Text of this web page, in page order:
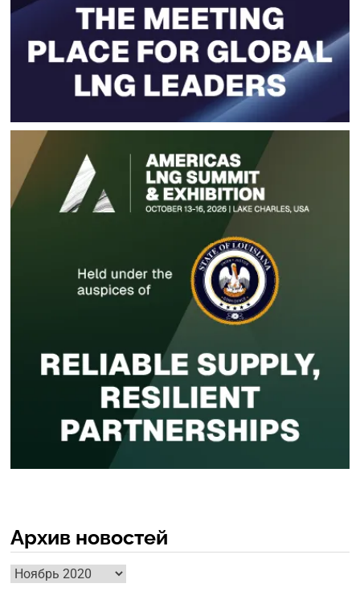
Архив новостей
Архив
новостей